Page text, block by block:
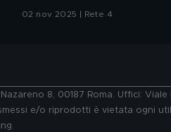
02 nov 2025 | Rete 4
8, 00187 Roma. Uffici:
e/o riprodotti è vietata ogni